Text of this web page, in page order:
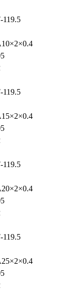
119.5
119.5
119.5
119.5